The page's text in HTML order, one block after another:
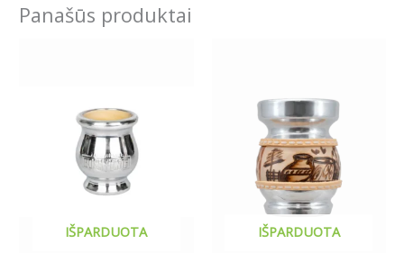
Panašūs produktai
IŠPARDUOTA IŠPARDUOTA